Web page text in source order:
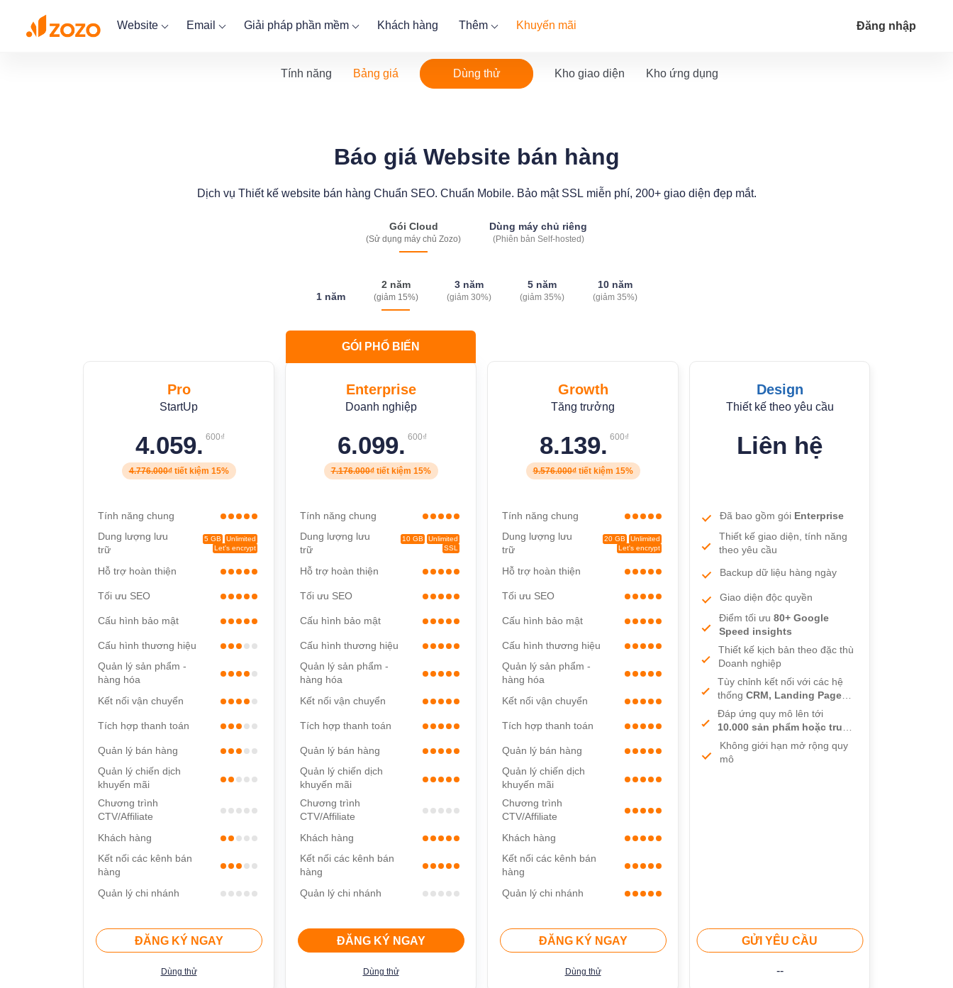
Website Email Giải pháp phần mềm Khách hàng Thêm Khuyến mãi Đăng nhập
Tính năng Bảng giá Dùng thử Kho giao diện Kho ứng dụng
Báo giá Website bán hàng
Dịch vụ Thiết kế website bán hàng Chuẩn SEO. Chuẩn Mobile. Bảo mật SSL miễn phí, 200+ giao diện đẹp mắt.
Gói Cloud
(Sử dụng máy chủ Zozo)
Dùng máy chủ riêng
(Phiên bản Self-hosted)
1 năm
2 năm
(giảm 15%)
3 năm
(giảm 30%)
5 năm
(giảm 35%)
10 năm
(giảm 35%)
Pro
StartUp
4.059. 600₫
4.776.000₫tiết kiệm 15%
Tính năng chung
Dung lượng lưu
trữ
5 GB
Unlimited
Let's encrypt
Hỗ trợ hoàn thiện
Tối ưu SEO
Cấu hình bảo mật
Cấu hình thương hiệu
Quản lý sản phẩm -
hàng hóa
Kết nối vận chuyển
Tích hợp thanh toán
Quản lý bán hàng
Quản lý chiến dịch
khuyến mãi
Chương trình
CTV/Affiliate
Khách hàng
Kết nối các kênh bán
hàng
Quản lý chi nhánh
ĐĂNG KÝ NGAY
Dùng thử
GÓI PHỔ BIẾN
Enterprise
Doanh nghiệp
6.099. 600₫
7.176.000₫tiết kiệm 15%
Tính năng chung
Dung lượng lưu
trữ
10 GB
Unlimited
SSL
Hỗ trợ hoàn thiện
Tối ưu SEO
Cấu hình bảo mật
Cấu hình thương hiệu
Quản lý sản phẩm -
hàng hóa
Kết nối vận chuyển
Tích hợp thanh toán
Quản lý bán hàng
Quản lý chiến dịch
khuyến mãi
Chương trình
CTV/Affiliate
Khách hàng
Kết nối các kênh bán
hàng
Quản lý chi nhánh
ĐĂNG KÝ NGAY
Dùng thử
Growth
Tăng trưởng
8.139. 600₫
9.576.000₫tiết kiệm 15%
Tính năng chung
Dung lượng lưu
trữ
20 GB
Unlimited
Let's encrypt
Hỗ trợ hoàn thiện
Tối ưu SEO
Cấu hình bảo mật
Cấu hình thương hiệu
Quản lý sản phẩm -
hàng hóa
Kết nối vận chuyển
Tích hợp thanh toán
Quản lý bán hàng
Quản lý chiến dịch
khuyến mãi
Chương trình
CTV/Affiliate
Khách hàng
Kết nối các kênh bán
hàng
Quản lý chi nhánh
ĐĂNG KÝ NGAY
Dùng thử
Design
Thiết kế theo yêu cầu
Liên hệ
Đã bao gồm gói Enterprise
Thiết kế giao diện, tính năng
theo yêu cầu
Backup dữ liệu hàng ngày
Giao diện độc quyền
Điểm tối ưu 80+ Google
Speed insights
Thiết kế kịch bản theo đặc thù
Doanh nghiệp
Tùy chỉnh kết nối với các hệ
thốngCRM, Landing Page
bán hàng
Đáp ứng quy mô lên tới
10.000 sản phẩm hoặc truy
cập đồng thời
Không giới hạn mở rộng quy
mô
GỬI YÊU CẦU
--